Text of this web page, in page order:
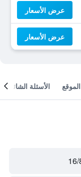
عرض الأسعار
عرض الأسعار
الموقع الأسئلة الشائعة